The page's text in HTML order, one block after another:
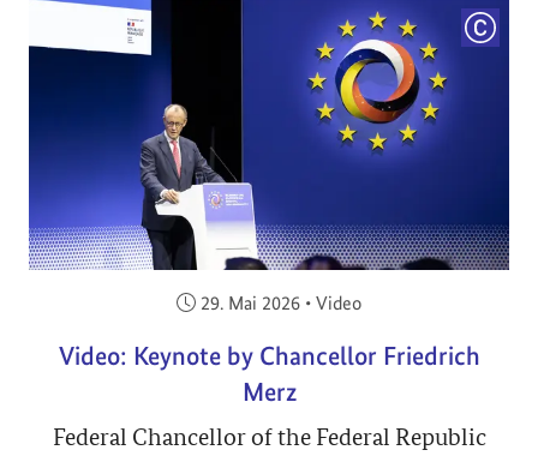
Veröffentlicht am:
29. Mai 2026 • Video
Video: Keynote by Chancellor Friedrich
Merz
Federal Chancellor of the Federal Republic